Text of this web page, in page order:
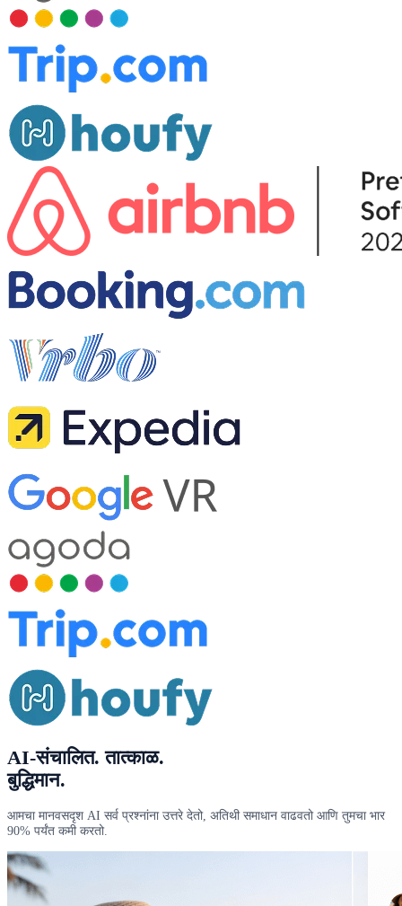
AI-संचालित. तात्काळ.
बुद्धिमान.
आमचा मानवसदृश AI सर्व प्रश्नांना उत्तरे देतो, अतिथी समाधान वाढवतो आणि तुमचा भार
90% पर्यंत कमी करतो.